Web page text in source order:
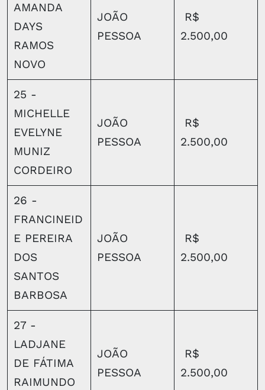
AMANDA
DAYS
RAMOS
NOVO
JOÃO
PESSOA
R$
2.500,00
25 -
MICHELLE
EVELYNE
MUNIZ
CORDEIRO
JOÃO
PESSOA
R$
2.500,00
26 -
FRANCINEID
E PEREIRA
DOS
SANTOS
BARBOSA
JOÃO
PESSOA
R$
2.500,00
27 -
LADJANE
DE FÁTIMA
RAIMUNDO
JOÃO
PESSOA
R$
2.500,00